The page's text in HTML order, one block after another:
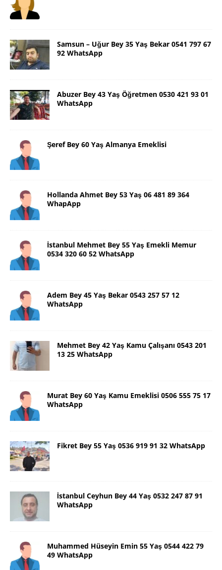
Samsun – Uğur Bey 35 Yaş Bekar 0541 797 67
92 WhatsApp
Abuzer Bey 43 Yaş Öğretmen 0530 421 93 01
WhatsApp
Şeref Bey 60 Yaş Almanya Emeklisi
Hollanda Ahmet Bey 53 Yaş 06 481 89 364
WhapApp
İstanbul Mehmet Bey 55 Yaş Emekli Memur
0534 320 60 52 WhatsApp
Adem Bey 45 Yaş Bekar 0543 257 57 12
WhatsApp
Mehmet Bey 42 Yaş Kamu Çalışanı 0543 201
13 25 WhatsApp
Murat Bey 60 Yaş Kamu Emeklisi 0506 555 75 17
WhatsApp
Fikret Bey 55 Yaş 0536 919 91 32 WhatsApp
İstanbul Ceyhun Bey 44 Yaş 0532 247 87 91
WhatsApp
Muhammed Hüseyin Emin 55 Yaş 0544 422 79
49 WhatsApp